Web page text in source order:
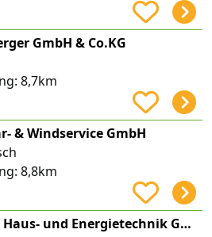
GmbH & Co.KG
8,7km
& Windservice GmbH
8,8km
REGETEC Haus- und Energietechnik GmbH